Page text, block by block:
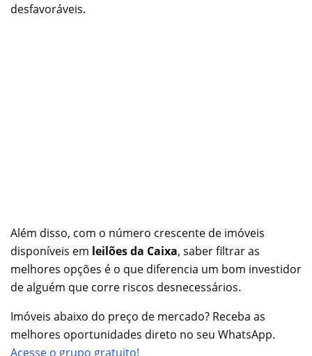
desfavoráveis.
Além disso, com o número crescente de imóveis
disponíveis em leilões da Caixa, saber filtrar as
melhores opções é o que diferencia um bom investidor
de alguém que corre riscos desnecessários.
Imóveis abaixo do preço de mercado? Receba as
melhores oportunidades direto no seu WhatsApp.
Acesse o grupo gratuito!